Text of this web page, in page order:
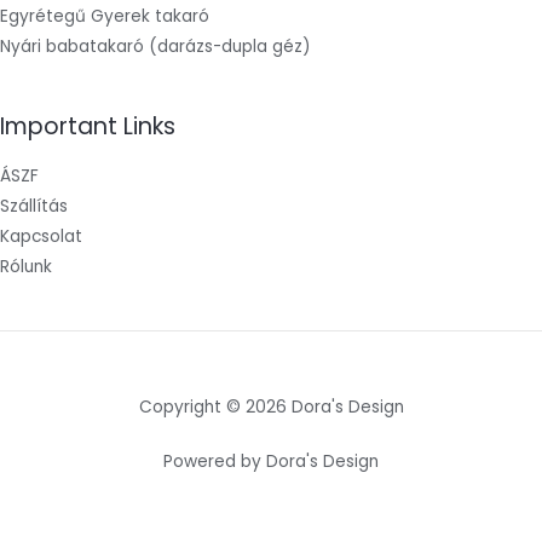
Egyrétegű Gyerek takaró
Nyári babatakaró (darázs-dupla géz)
Important Links
ÁSZF
Szállítás
Kapcsolat
Rólunk
Copyright © 2026 Dora's Design
Powered by Dora's Design